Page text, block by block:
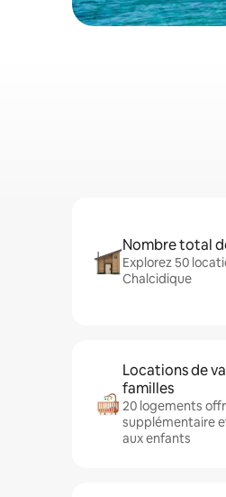
Nombre total
Explorez 50
Chalcidique
Locations de
familles
20 logements
supplémentaire
aux enfants